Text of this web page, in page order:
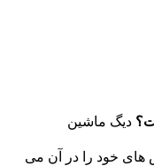
دیگ ماشین
خود را در آن می